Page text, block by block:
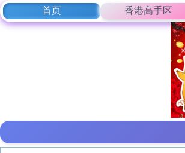
首页 香港高手区